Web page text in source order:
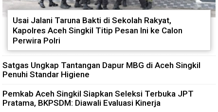
Usai Jalani Taruna Bakti di Sekolah Rakyat,
Kapolres Aceh Singkil Titip Pesan Ini ke Calon
Perwira Polri
Satgas Ungkap Tantangan Dapur MBG di Aceh Singkil
Penuhi Standar Higiene
Pemkab Aceh Singkil Siapkan Seleksi Terbuka JPT
Pratama, BKPSDM: Diawali Evaluasi Kinerja